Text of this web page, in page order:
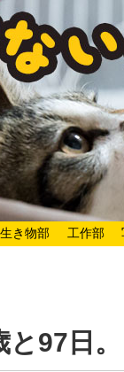
生き物部 工作部
と97日